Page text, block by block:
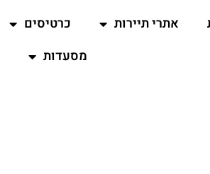
אתרי תיירות כרטיסים
מסעדות